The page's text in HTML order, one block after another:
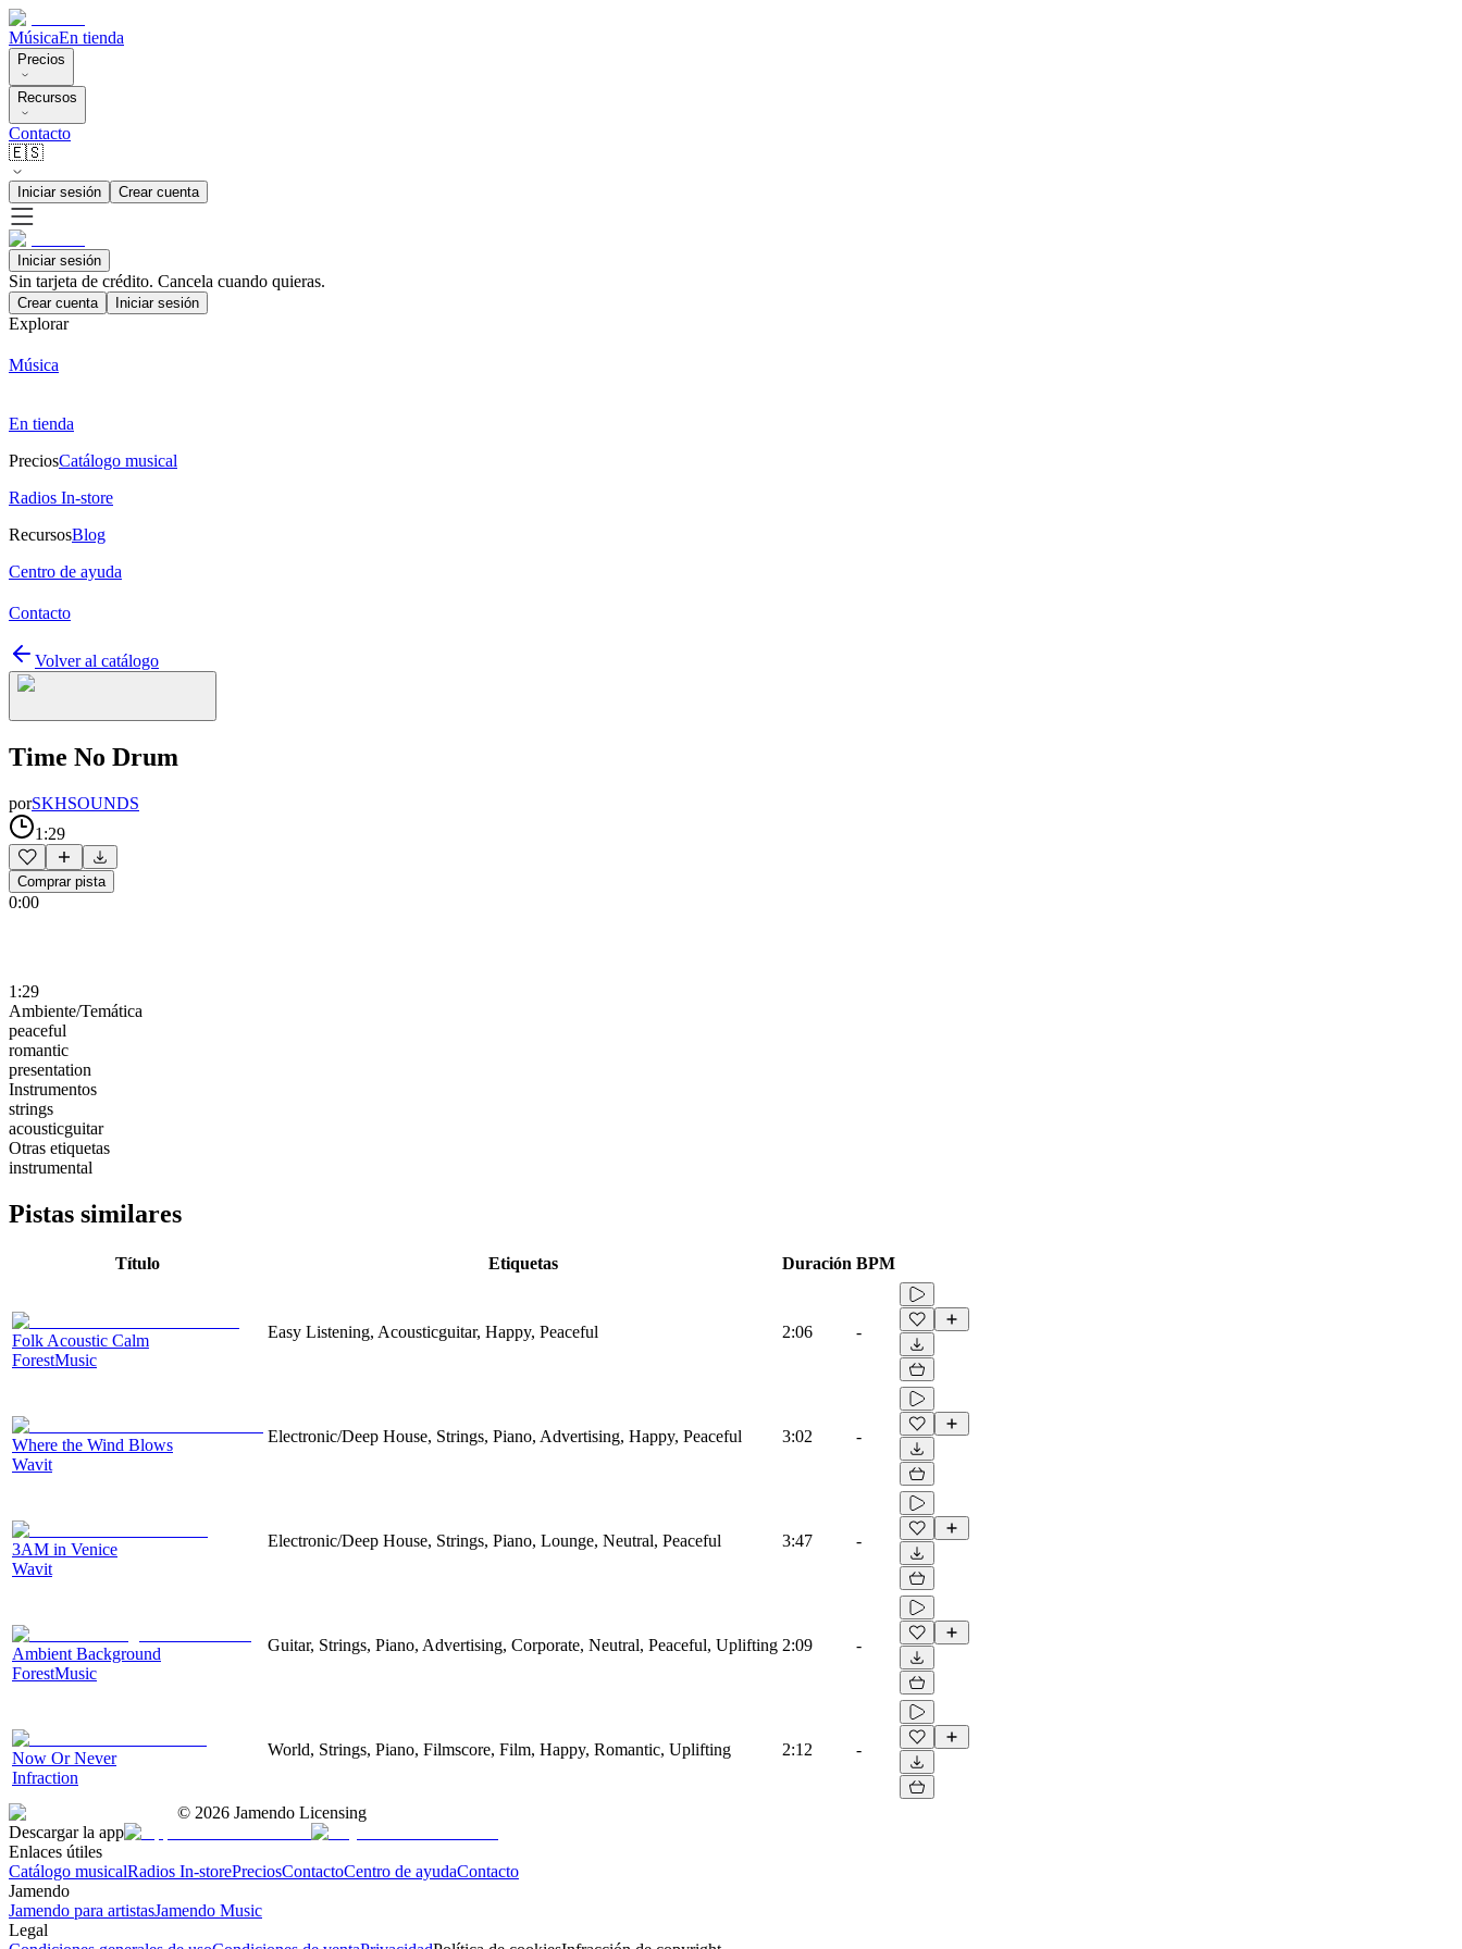
MúsicaEn tienda
Precios
Recursos
Contacto
🇪🇸
Iniciar sesión Crear cuenta
Iniciar sesión
Sin tarjeta de crédito. Cancela cuando quieras.
Crear cuenta Iniciar sesión
Explorar
Música
En tienda
PreciosCatálogo musical
Radios In-store
RecursosBlog
Centro de ayuda
Contacto
Volver al catálogo
Time No Drum
porSKHSOUNDS
1:29
Comprar pista
0:00
1:29
Ambiente/Temática
peaceful
romantic
presentation
Instrumentos
strings
acousticguitar
Otras etiquetas
instrumental
Pistas similares
Título Etiquetas Duración BPM
Folk Acoustic Calm
ForestMusic
Easy Listening, Acousticguitar, Happy, Peaceful 2:06 -
Where the Wind Blows
Wavit
Electronic/Deep House, Strings, Piano, Advertising, Happy, Peaceful 3:02 -
3AM in Venice
Wavit
Electronic/Deep House, Strings, Piano, Lounge, Neutral, Peaceful 3:47 -
Ambient Background
ForestMusic
Guitar, Strings, Piano, Advertising, Corporate, Neutral, Peaceful, Uplifting 2:09 -
Now Or Never
Infraction
World, Strings, Piano, Filmscore, Film, Happy, Romantic, Uplifting 2:12 -
© 2026 Jamendo Licensing
Descargar la app
Enlaces útiles
Catálogo musicalRadios In-storePreciosContactoCentro de ayudaContacto
Jamendo
Jamendo para artistasJamendo Music
Legal